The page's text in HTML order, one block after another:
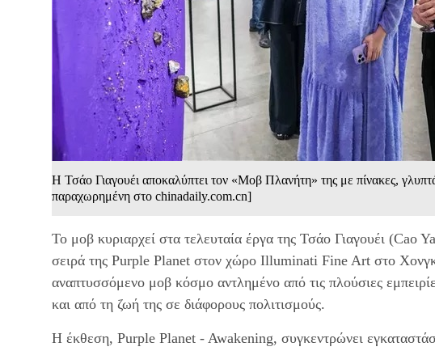
Η Τσάο Γιαγουέι αποκαλύπτει τον «Μοβ Πλανήτη» της με πίνακες,
παραχωρημένη στο chinadaily.com.cn]
Το μοβ κυριαρχεί στα τελευταία έργα της Τσάο Γιαγουέι (Cao
σειρά της Purple Planet στον χώρο Illuminati Fine Art στο
αναπτυσσόμενο μοβ κόσμο αντλημένο από τις πλούσιες
και από τη ζωή της σε διάφορους πολιτισμούς.
Η έκθεση, Purple Planet - Awakening, συγκεντρώνει